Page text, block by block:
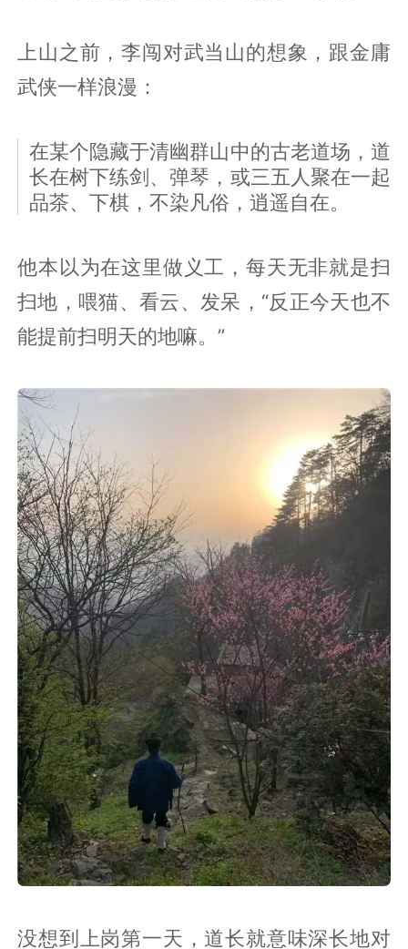
上山之前，李闯对武当山的想象，跟金庸
武侠一样浪漫：
在某个隐藏于清幽群山中的古老道场，道
长在树下练剑、弹琴，或三五人聚在一起
品茶、下棋，不染凡俗，逍遥自在。
他本以为在这里做义工，每天无非就是扫
扫地，喂猫、看云、发呆，“反正今天也不
能提前扫明天的地嘛。”
没想到上岗第一天，道长就意味深长地对